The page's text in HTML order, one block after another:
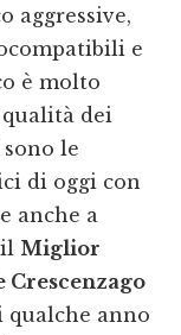
aggressive,
e
è molto
dei
le
di oggi con
anche a
Miglior
anno